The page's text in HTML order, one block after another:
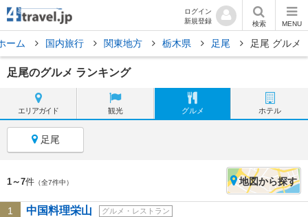
ログイン
新規登録
検索 MENU
ーム 国内旅行 関東地方 栃木県 足尾 足尾 グルメ
足尾のグルメ ランキング
エリアガイド 観光 グルメ ホテル
足尾
1～7件 （全7件中） 地図から探す
1 中国料理栄山 グルメ・レストラン